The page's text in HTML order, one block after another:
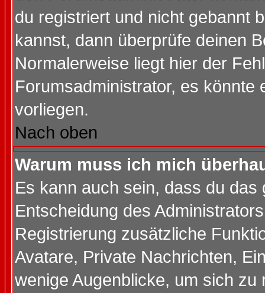
du registriert und nicht gebannt
kannst, dann überprüfe deinen
Normalerweise liegt hier der
Forumsadministrator, es könnte
vorliegen.
Nach oben
Warum muss ich mich
Es kann auch sein, dass du
Entscheidung des
Registrierung zusätzliche
Avatare, Private Nachrichten,
wenige Augenblicke, um sich